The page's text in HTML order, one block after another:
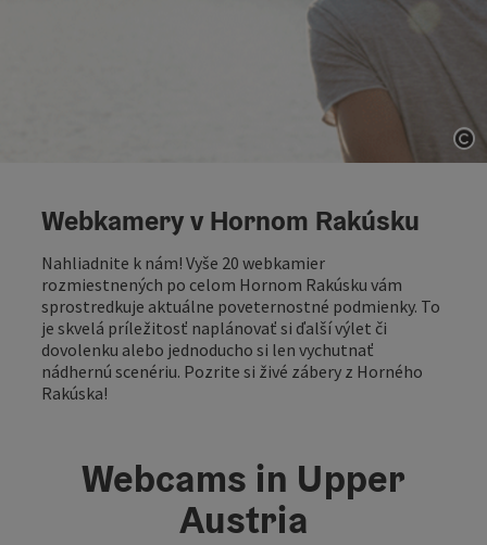
Webkamery v Hornom Rakúsku
Nahliadnite k nám! Vyše 20 webkamier
rozmiestnených po celom Hornom Rakúsku vám
sprostredkuje aktuálne poveternostné podmienky. To
je skvelá príležitosť naplánovať si ďalší výlet či
dovolenku alebo jednoducho si len vychutnať
nádhernú scenériu. Pozrite si živé zábery z Horného
Rakúska!
Webcams in Upper
Austria